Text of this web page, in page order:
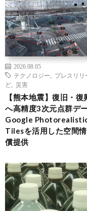
2026.08.05
テクノロジー
プレスリリ
ど
災害
【熊本地震】復旧・復
へ高精度3次元点群デ
Google
Tilesを活用した空間
償提供